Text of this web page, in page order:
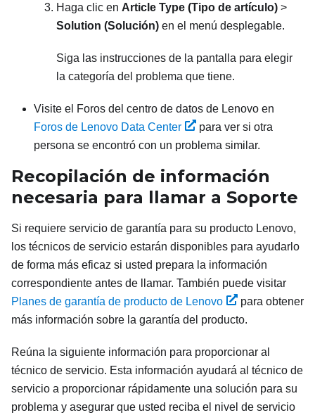
Haga clic en Article Type (Tipo de artículo) >
Solution (Solución) en el menú desplegable.
Siga las instrucciones de la pantalla para elegir
la categoría del problema que tiene.
Visite el Foros del centro de datos de Lenovo en
Foros de Lenovo Data Center
para ver si otra
persona se encontró con un problema similar.
Recopilación de información
necesaria para llamar a Soporte
Si requiere servicio de garantía para su producto Lenovo,
los técnicos de servicio estarán disponibles para ayudarlo
de forma más eficaz si usted prepara la información
correspondiente antes de llamar. También puede visitar
Planes de garantía de producto de Lenovo
para obtener
más información sobre la garantía del producto.
Reúna la siguiente información para proporcionar al
técnico de servicio. Esta información ayudará al técnico de
servicio a proporcionar rápidamente una solución para su
problema y asegurar que usted reciba el nivel de servicio